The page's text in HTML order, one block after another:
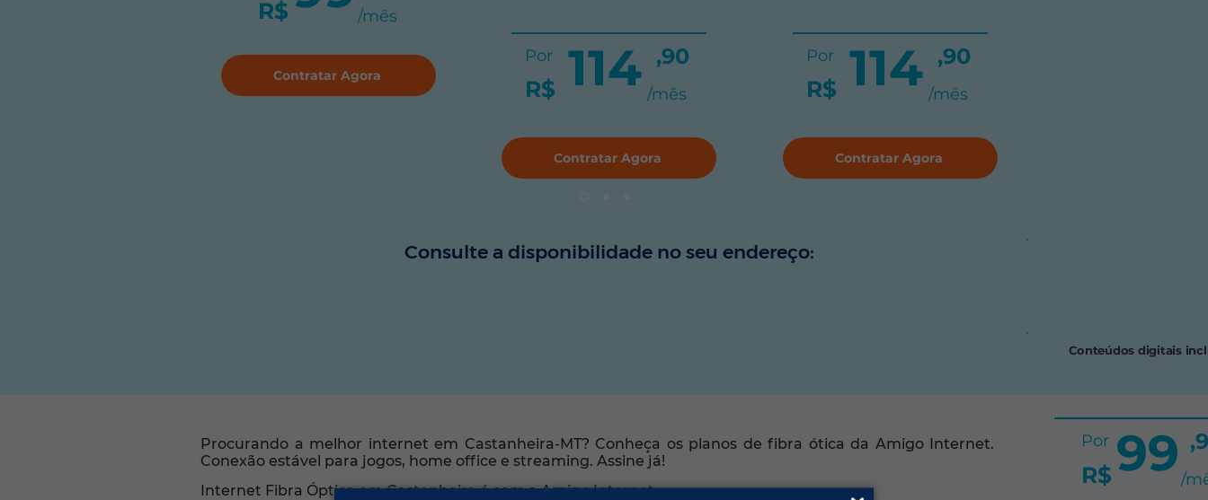
Conteúdos digitais
99
Por
R$ /
R$ /mês
Contratar Agora 114
Por
R$
,90
/mês
Contratar Agora
114
Por
R$
,90
/mês
Contratar Agora
Consulte a disponibilidade no seu endereço:
Procurando a melhor internet em Castanheira-MT? Conheça os planos de fibra ótica da Amigo Internet.
Conexão estável para jogos, home office e streaming. Assine já!
Internet Fibra Óptica em Castanheira é com a Amigo Internet.